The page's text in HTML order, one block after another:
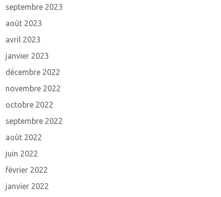
septembre 2023
août 2023
avril 2023
janvier 2023
décembre 2022
novembre 2022
octobre 2022
septembre 2022
août 2022
juin 2022
février 2022
janvier 2022